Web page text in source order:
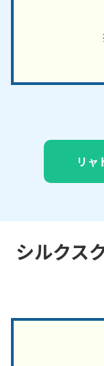
リャ
シルクス